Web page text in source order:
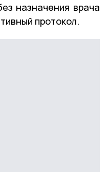
назначения врача
протокол.